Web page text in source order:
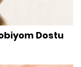
Dostu